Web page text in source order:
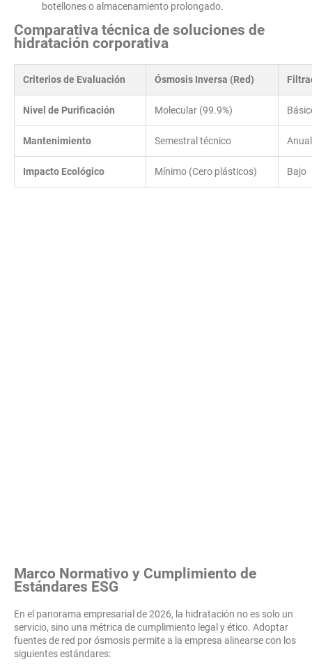
botellones o almacenamiento prolongado.
Comparativa técnica de soluciones de
hidratación corporativa
Criterios de Evaluación Ósmosis Inversa (Red)
Nivel de Purificación Molecular (99.9%)
Mantenimiento Semestral técnico Anual
Impacto Ecológico Mínimo (Cero plásticos) Bajo
Marco Normativo y Cumplimiento de
Estándares ESG
En el panorama empresarial de 2026, la hidratación no es solo un
servicio, sino una métrica de cumplimiento legal y ético. Adoptar
fuentes de red por ósmosis permite a la empresa alinearse con los
siguientes estándares: